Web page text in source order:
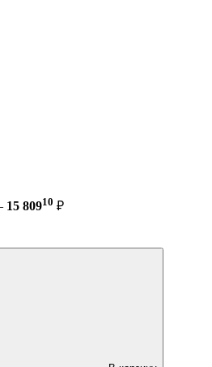
15 80910 ₽